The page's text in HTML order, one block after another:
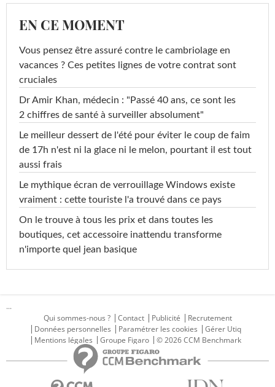
EN CE MOMENT
Vous pensez être assuré contre le cambriolage en
vacances ? Ces petites lignes de votre contrat sont
cruciales
Dr Amir Khan, médecin : "Passé 40 ans, ce sont les
2 chiffres de santé à surveiller absolument"
Le meilleur dessert de l'été pour éviter le coup de faim
de 17h n'est ni la glace ni le melon, pourtant il est tout
aussi frais
Le mythique écran de verrouillage Windows existe
vraiment : cette touriste l'a trouvé dans ce pays
On le trouve à tous les prix et dans toutes les
boutiques, cet accessoire inattendu transforme
n'importe quel jean basique
...
Qui sommes-nous ?
Contact Publicité
Recrutement
Données personnelles
Paramétrer les cookies
Gérer Utiq
Mentions légales
Groupe Figaro © 2026 CCM Benchmark